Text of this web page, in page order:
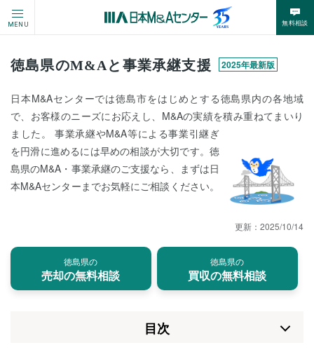
MENU 無料相談
徳島県のM&Aと事業承継支援 2025年最新版
日本M&Aセンターでは徳島市をはじめとする徳島県内の各地域
で、お客様のニーズにお応えし、M&Aの実績を積み重ねてまいり
ました。 事業承継やM&A等による事業引継ぎ
を円滑に進めるには早めの相談が大切です。徳
島県のM&A・事業承継のご支援なら、まずは日
本M&Aセンターまでお気軽にご相談ください。
更新： 2025/10/14
徳島県の
売却の無料相談
徳島県の
買収の無料相談
⽬次